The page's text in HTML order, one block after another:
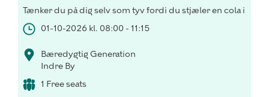
Tænker du på dig selv som tyv fordi du stjæler en cola i
01-10-2026 kl. 08:00 - 11:15
Bæredygtig Generation
Indre By
1 Free seats